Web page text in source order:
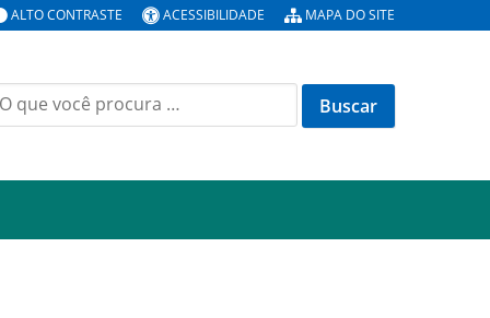
ALTO CONTRASTE ACESSIBILIDADE MAPA DO SITE